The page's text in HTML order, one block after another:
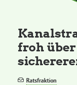
froh
Ratsfraktion